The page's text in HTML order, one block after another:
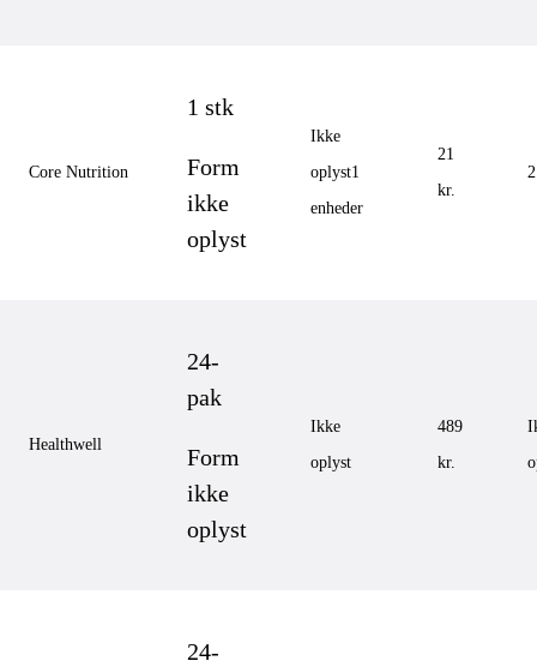
Core Nutrition
1 stk
Form
ikke
oplyst
Ikke
oplyst1
enheder
21
kr.
Healthwell
24-
pak
Form
ikke
oplyst
Ikke
oplyst
489
kr.
24-